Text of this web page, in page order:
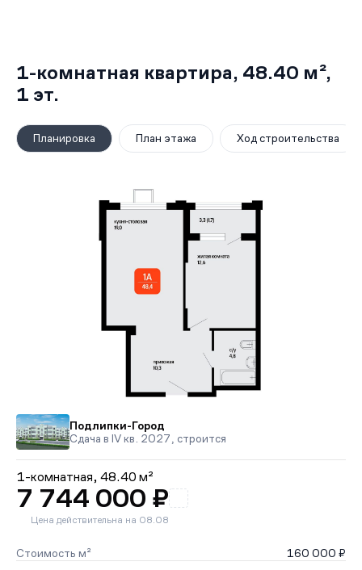
1-комнатная квартира, 48.40 м²,
1 эт.
Планировка План этажа Ход строительства
Подлипки-Город
Сдача в IV кв. 2027, строится
1-комнатная, 48.40 м²
7 744 000 ₽
Цена действительна на 08.08
Стоимость м²
160 000 ₽